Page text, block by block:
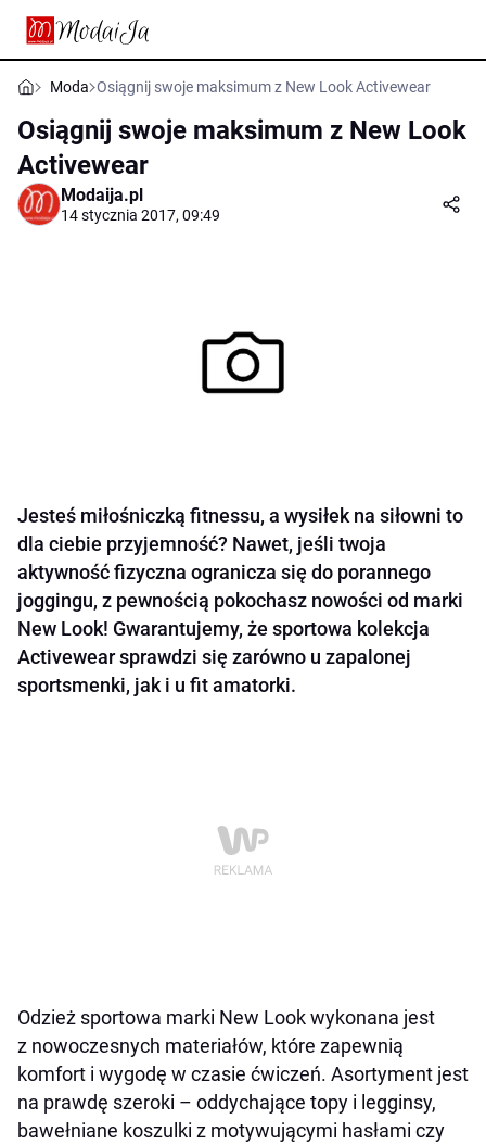
Moda Osiągnij swoje maksimum z New Look Activewear
Osiągnij swoje maksimum z New Look
Activewear
Modaija.pl
14 stycznia 2017, 09:49
Jesteś miłośniczką fitnessu, a wysiłek na siłowni to
dla ciebie przyjemność? Nawet, jeśli twoja
aktywność fizyczna ogranicza się do porannego
joggingu, z pewnością pokochasz nowości od marki
New Look! Gwarantujemy, że sportowa kolekcja
Activewear sprawdzi się zarówno u zapalonej
sportsmenki, jak i u fit amatorki.
Odzież sportowa marki New Look wykonana jest
z nowoczesnych materiałów, które zapewnią
komfort i wygodę w czasie ćwiczeń. Asortyment jest
na prawdę szeroki – oddychające topy i legginsy,
bawełniane koszulki z motywującymi hasłami czy